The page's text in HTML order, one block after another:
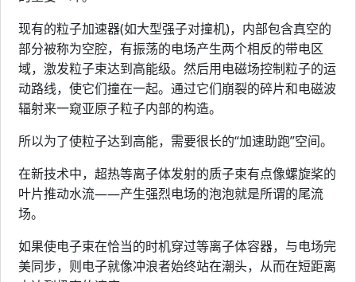
现有的粒子加速器(如大型强子对撞机)，内部包含真空的
部分被称为空腔，有振荡的电场产生两个相反的带电区
域，激发粒子束达到高能级。然后用电磁场控制粒子的运
动路线，使它们撞在一起。通过它们崩裂的碎片和电磁波
辐射来一窥亚原子粒子内部的构造。
所以为了使粒子达到高能，需要很长的“加速助跑”空间。
在新技术中，超热等离子体发射的质子束有点像螺旋桨的
叶片推动水流——产生强烈电场的泡泡就是所谓的尾流
场。
如果使电子束在恰当的时机穿过等离子体容器，与电场完
美同步，则电子就像冲浪者始终站在潮头，从而在短距离